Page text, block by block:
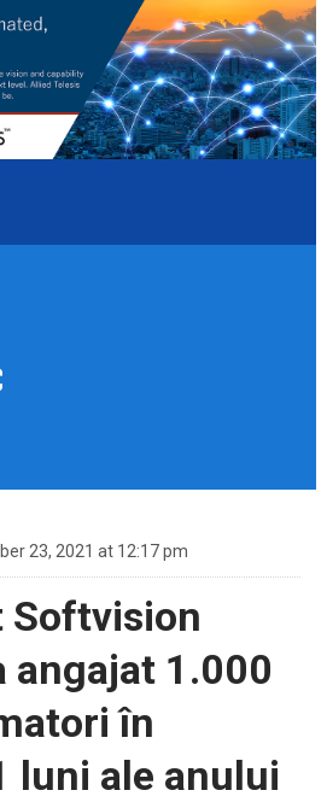
23, 2021 at 12:17 pm
Softvision
angajat 1.000
în
luni ale anului